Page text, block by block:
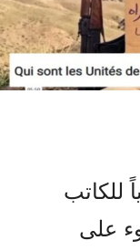
للكاتب
على